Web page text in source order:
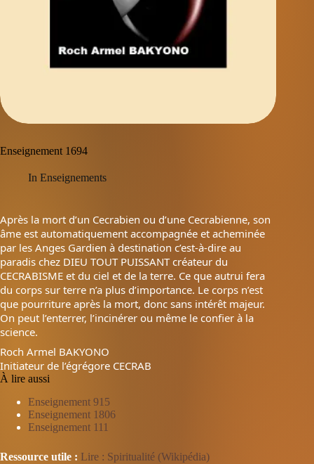
Enseignement 1694
In Enseignements
Après la mort d’un Cecrabien ou d’une Cecrabienne, son
âme est automatiquement accompagnée et acheminée
par les Anges Gardien à destination c’est-à-dire au
paradis chez DIEU TOUT PUISSANT créateur du
CECRABISME et du ciel et de la terre. Ce que autrui fera
du corps sur terre n’a plus d’importance. Le corps n’est
que pourriture après la mort, donc sans intérêt majeur.
On peut l’enterrer, l’incinérer ou même le confier à la
science.
Roch Armel BAKYONO
Initiateur de l’égrégore CECRAB
À lire aussi
Enseignement 915
Enseignement 1806
Enseignement 111
Ressource utile : Lire : Spiritualité (Wikipédia)